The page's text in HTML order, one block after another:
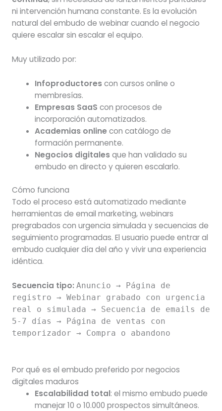
ni intervención humana constante. Es la evolución
natural del embudo de webinar cuando el negocio
quiere escalar sin escalar el equipo.
Muy utilizado por:
Infoproductores con cursos online o
membresías.
Empresas SaaS con procesos de
incorporación automatizados.
Academias onlinecon catálogo de
formación permanente.
Negocios digitales que han validado su
embudo en directo y quieren escalarlo.
Cómo funciona
Todo el proceso está automatizado mediante
herramientas de email marketing, webinars
pregrabados con urgencia simulada y secuencias de
seguimiento programadas. El usuario puede entrar al
embudo cualquier día del año y vivir una experiencia
idéntica.
Secuencia tipo: Anuncio → Página de
registro → Webinar grabado con urgencia
real o simulada → Secuencia de emails de
5-7 días → Página de ventas con
temporizador → Compra o abandono
Por qué es el embudo preferido por negocios
digitales maduros
Escalabilidad total: el mismo embudo puede
manejar 10 o 10.000 prospectos simultáneos.